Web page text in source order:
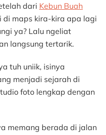
di
History
dari Kebun Buah
di maps kira-kira apa lagi
ya? Lalu ngeliat
langsung tertarik.
tuh uniik, isinya
menjadi sejarah di
foto lengkap dengan
memang berada di jalan